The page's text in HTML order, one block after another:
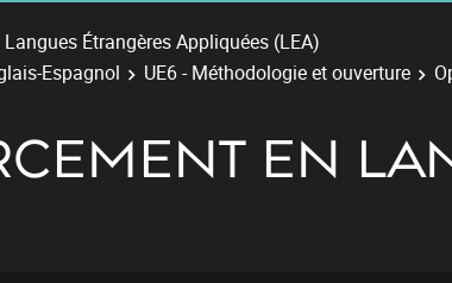
Étrangères Appliquées (LEA)
Espagnol
UE6 - Méthodologie et ouverture
EN